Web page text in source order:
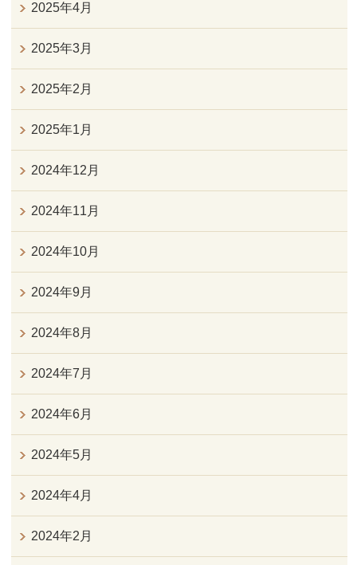
2025年4月
2025年3月
2025年2月
2025年1月
2024年12月
2024年11月
2024年10月
2024年9月
2024年8月
2024年7月
2024年6月
2024年5月
2024年4月
2024年2月